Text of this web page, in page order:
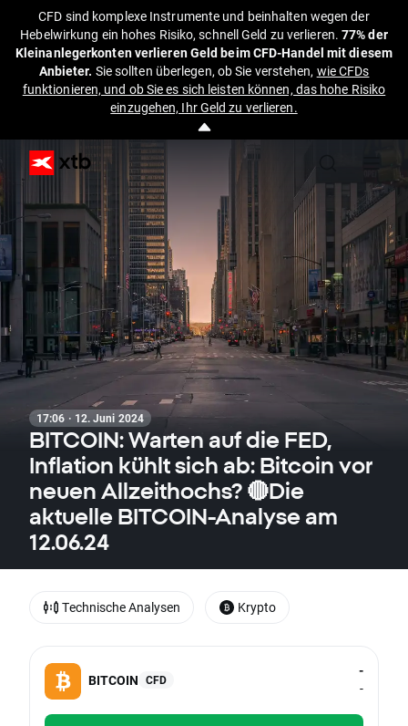
CFD sind komplexe Instrumente und beinhalten wegen der
Hebelwirkung ein hohes Risiko, schnell Geld zu verlieren.77% der
Kleinanlegerkonten verlieren Geld beim CFD-Handel mit diesem
Anbieter. Sie sollten überlegen, ob Sie verstehen, wie CFDs
funktionieren, und ob Sie es sich leisten können, das hohe Risiko
einzugehen, Ihr Geld zu verlieren.
17:06 · 12. Juni 2024
BITCOIN: Warten auf die FED,
Inflation kühlt sich ab: Bitcoin vor
neuen Allzeithochs? 🔴Die
aktuelle BITCOIN-Analyse am
12.06.24
BITCOIN CFD
-
-
Technische Analysen Krypto